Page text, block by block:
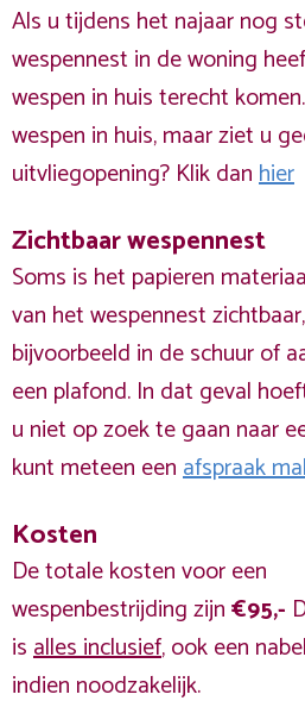
Als u tijdens het najaar nog
wespennest in de woning
wespen in huis terecht
wespen in huis, maar ziet u
uitvliegopening? Klik danhier
Zichtbaar wespennest
Soms is het papieren
van het wespennest zichtbaar,
bijvoorbeeld in de schuur of
een plafond. In dat geval
u niet op zoek te gaan naar
kunt meteen eenafspraak
Kosten
De totale kosten voor een
wespenbestrijding zijn€95,-
isalles inclusief, ook een
indien noodzakelijk.